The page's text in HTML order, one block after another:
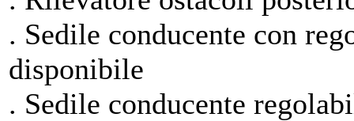
. Sedile conducente con
disponibile
. Sedile conducente